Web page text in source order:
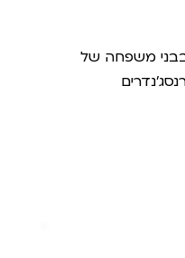
משפחה של